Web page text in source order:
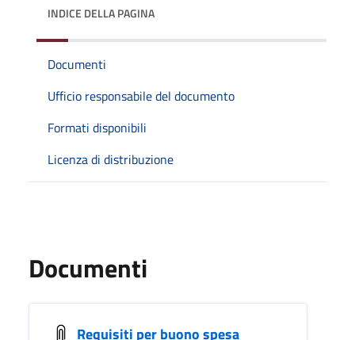
INDICE DELLA PAGINA
Documenti
Ufficio responsabile del documento
Formati disponibili
Licenza di distribuzione
Documenti
Requisiti per buono spesa